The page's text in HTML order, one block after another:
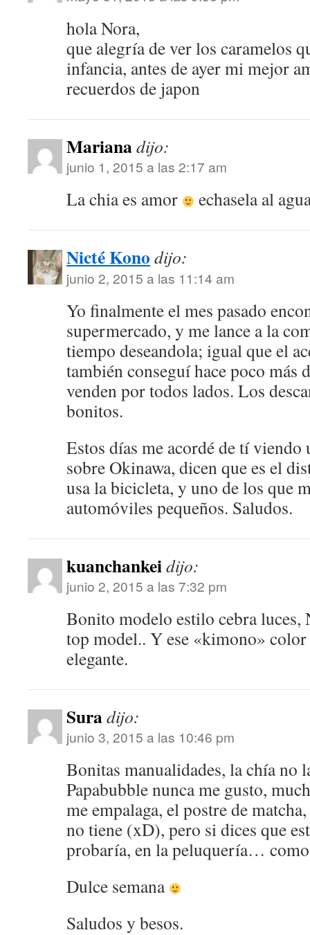
hola Nora,
que alegría de ver los caramelos
infancia, antes de ayer mi mejor
recuerdos de japon
Marianadijo:
junio 1, 2015 a las 2:17 am
La chia es amor echasela al
Nicté Kono dijo:
junio 2, 2015 a las 11:14 am
Yo finalmente el mes pasado
supermercado, y me lance a la
tiempo deseandola; igual que el
también conseguí hace poco más
venden por todos lados. Los
bonitos.
Estos días me acordé de tí viendo
sobre Okinawa, dicen que es el
usa la bicicleta, y uno de los que
automóviles pequeños. Saludos.
kuanchankeidijo:
junio 2, 2015 a las 7:32 pm
Bonito modelo estilo cebra luces,
top model.. Y ese «kimono» color
elegante.
Suradijo:
junio 3, 2015 a las 10:46 pm
Bonitas manualidades, la chía no
Papabubble nunca me gusto,
me empalaga, el postre de
no tiene (xD), pero si dices que
probaría, en la peluquería…
Dulce semana
Saludos y besos.